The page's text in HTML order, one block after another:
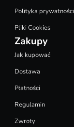
Polityka prywatności
Pliki Cookies
Zakupy
Jak kupować
Dostawa
Płatności
Regulamin
Zwroty